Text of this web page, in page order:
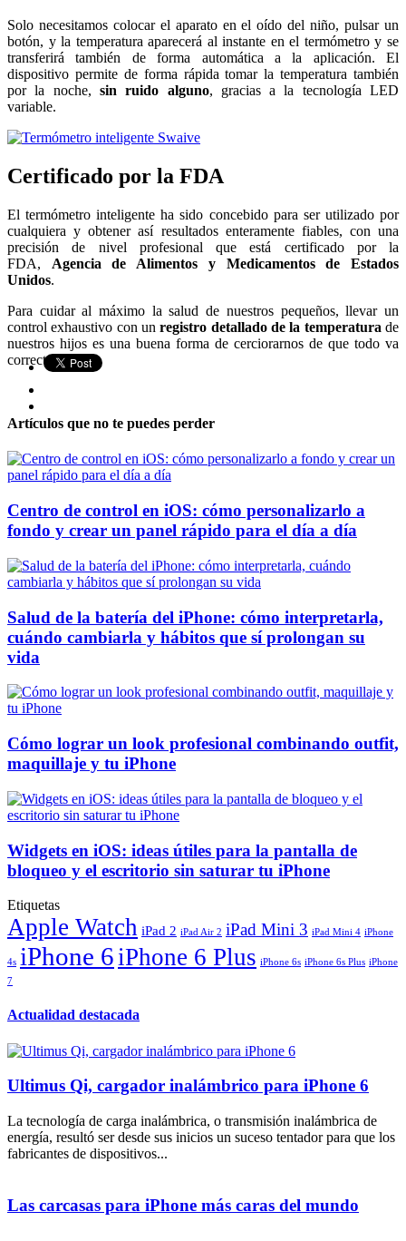
Solo necesitamos colocar el aparato en el oído del niño, pulsar un
botón, y la temperatura aparecerá al instante en el termómetro y se
transferirá también de forma automática a la aplicación. El
dispositivo permite de forma rápida tomar la temperatura también
por la noche, sin ruido alguno, gracias a la tecnología LED
variable.
Certificado por la FDA
El termómetro inteligente ha sido concebido para ser utilizado por
cualquiera y obtener así resultados enteramente fiables, con una
precisión de nivel profesional que está certificado por la
FDA, Agencia de Alimentos y Medicamentos de Estados
Unidos.
Para cuidar al máximo la salud de nuestros pequeños, llevar un
control exhaustivo con unregistro detallado de la temperatura de
nuestros hijos es una buena forma de cerciorarnos de que todo va
correctamente.
Artículos que no te puedes perder
Centro de control en iOS: cómo personalizarlo a
fondo y crear un panel rápido para el día a día
Salud de la batería del iPhone: cómo interpretarla,
cuándo cambiarla y hábitos que sí prolongan su
vida
Cómo lograr un look profesional combinando outfit,
maquillaje y tu iPhone
Widgets en iOS: ideas útiles para la pantalla de
bloqueo y el escritorio sin saturar tu iPhone
Etiquetas
Apple Watch iPad 2 iPad Air 2 iPad Mini 3 iPad Mini 4 iPhone
4s iPhone 6iPhone 6 Plus iPhone 6s iPhone 6s Plus iPhone
7
Actualidad destacada
Ultimus Qi, cargador inalámbrico para iPhone 6
La tecnología de carga inalámbrica, o transmisión inalámbrica de
energía, resultó ser desde sus inicios un suceso tentador para que los
fabricantes de dispositivos...
Las carcasas para iPhone más caras del mundo